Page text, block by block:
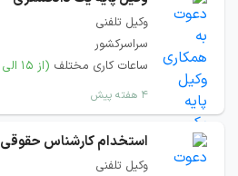
وکیل تلفنی
سراسرکشور
ساعات کاری مختلف (از ۱۵ الی ۲۰ میلیون)
۴ هفته پیش
استخدام کارشناس حقوقی
وکیل تلفنی